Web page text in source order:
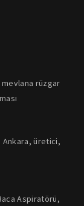
mevlana rüzgar
Ankara, üretici,
Aspiratörü,